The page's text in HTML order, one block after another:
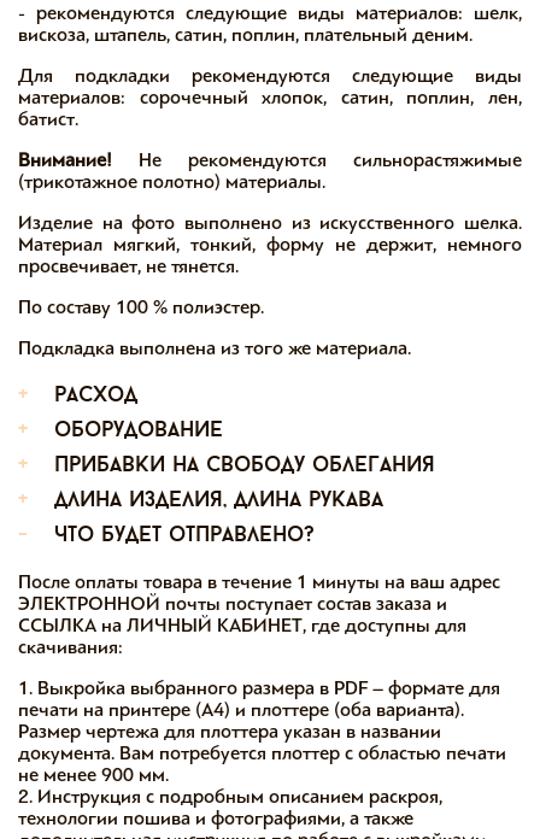
- рекомендуются следующие виды материалов: шелк,
вискоза, штапель, сатин, поплин, плательный деним.
Для подкладки рекомендуются следующие виды
материалов: сорочечный хлопок, сатин, поплин, лен,
батист.
Внимание! Не рекомендуются сильнорастяжимые
(трикотажное полотно) материалы.
Изделие на фото выполнено из искусственного шелка.
Материал мягкий, тонкий, форму не держит, немного
просвечивает, не тянется.
По составу 100 % полиэстер.
Подкладка выполнена из того же материала.
+
расход
+
оборудование
+
прибавки на свободу облегания
+
длина изделия, длина рукава
-
что будет отправлено?
После оплаты товара в течение 1 минуты на ваш адрес
ЭЛЕКТРОННОЙ почты поступает состав заказа и
ССЫЛКА на ЛИЧНЫЙ КАБИНЕТ, где доступны для
скачивания:
1. Выкройка выбранного размера в PDF – формате для
печати на принтере (А4) и плоттере (оба варианта).
Размер чертежа для плоттера указан в названии
документа. Вам потребуется плоттер с областью печати
не менее 900 мм.
2. Инструкция с подробным описанием раскроя,
технологии пошива и фотографиями, а также